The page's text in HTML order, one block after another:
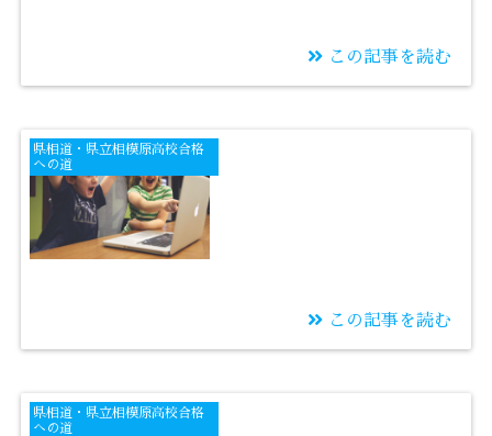
指すことと目指さない
こと
この記事を読む
県相道・県立相模原高校合格
への道
る
この記事を読む
県相道・県立相模原高校合格
への道